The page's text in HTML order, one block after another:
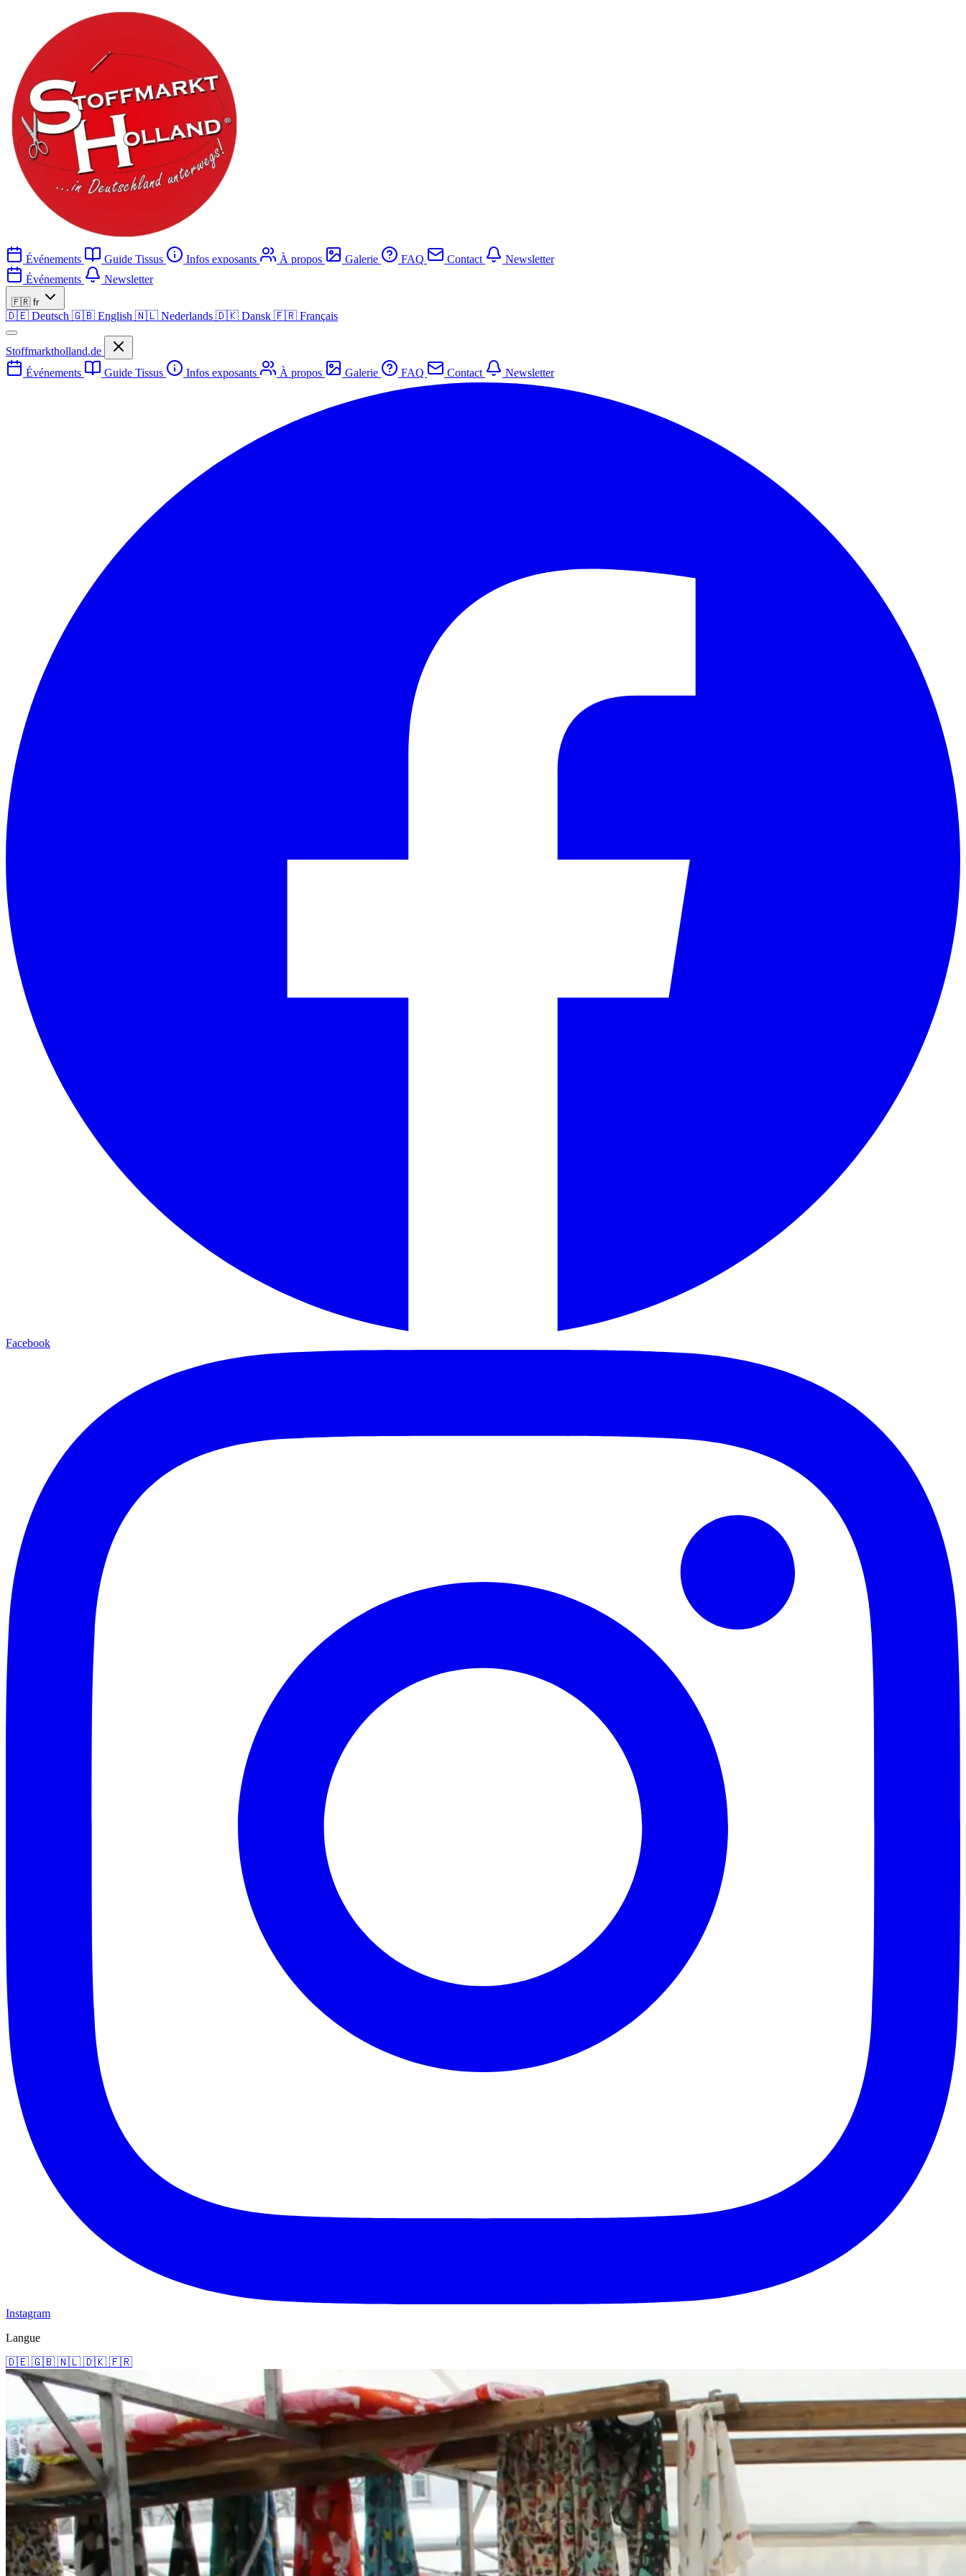
Événements Guide Tissus Infos exposants À propos Galerie FAQ Contact
Newsletter
Événements
Newsletter
🇫🇷 fr
🇩🇪 Deutsch 🇬🇧 English 🇳🇱 Nederlands 🇩🇰 Dansk 🇫🇷 Français
Stoffmarktholland.de
Événements
Guide Tissus Infos exposants À propos Galerie FAQ Contact Newsletter
Facebook
Instagram
Langue
🇩🇪 🇬🇧 🇳🇱 🇩🇰 🇫🇷